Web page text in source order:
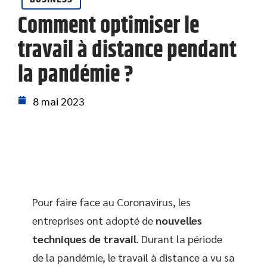
Comment optimiser le
travail à distance pendant
la pandémie ?
8 mai 2023
Pour faire face au Coronavirus, les
entreprises ont adopté de nouvelles
techniques de travail. Durant la période
de la pandémie, le travail à distance a vu sa